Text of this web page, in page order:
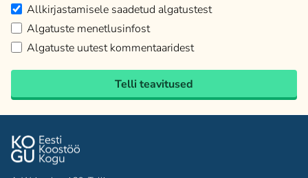
Allkirjastamisele saadetud algatustest
Algatuste menetlusinfost
Algatuste uutest kommentaaridest
Telli teavitused